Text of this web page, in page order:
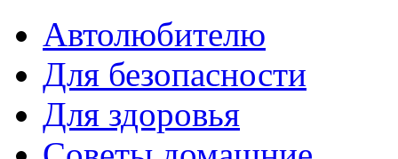
Автолюбителю
Для безопасности
Для здоровья